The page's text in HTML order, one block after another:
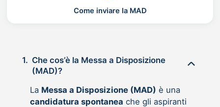
Come inviare la MAD
1. Che cos’è la Messa a Disposizione
(MAD)?
La Messa a Disposizione (MAD) è una
candidatura spontanea che gli aspiranti